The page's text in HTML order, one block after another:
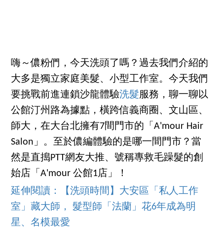
嗨～儂粉們，今天洗頭了嗎？過去我們介紹的
大多是獨立家庭美髮、小型工作室。今天我們
要挑戰前進連鎖沙龍體驗洗髮服務，聊一聊以
公館汀州路為據點，橫跨信義商圈、文山區、
師大，在大台北擁有7間門市的「A'mour Hair
Salon」。至於儂編體驗的是哪一間門市？當
然是直搗PTT網友大推、號稱專救毛躁髮的創
始店「A'mour 公館1店」！
延伸閱讀：【洗頭時間】大安區「私人工作
室」藏大師， 髮型師「法蘭」花6年成為明
星、名模最愛